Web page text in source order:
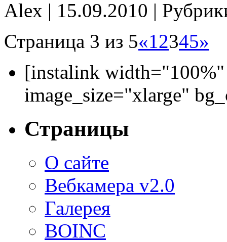
Alex | 15.09.2010 |
Страница 3 из 5«12345»
[instalink
image_size="xlarge"
Страницы
О сайте
Вебкамера v2.0
Галерея
BOINC